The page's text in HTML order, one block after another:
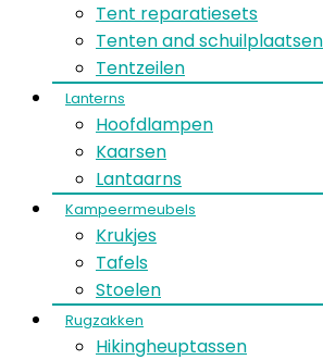
Tent reparatiesets
Tenten and schuilplaatsen
Tentzeilen
Lanterns
Hoofdlampen
Kaarsen
Lantaarns
Kampeermeubels
Krukjes
Tafels
Stoelen
Rugzakken
Hikingheuptassen